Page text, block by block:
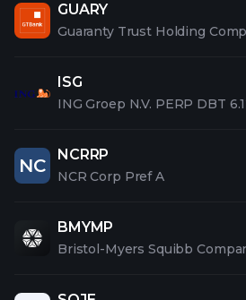
GUARY
Guaranty Trust Holding
ISG
ING Groep N.V. PERP DBT
NC
NCRRP
NCR Corp Pref A
BMYMP